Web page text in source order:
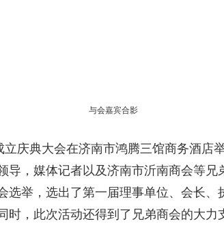
与会嘉宾合影
庆典大会在济南市鸿腾三馆商务酒店
导，媒体记者以及济南市沂南商会等兄
选举，选出了第一届理事单位、会长、
时，此次活动还得到了兄弟商会的大力